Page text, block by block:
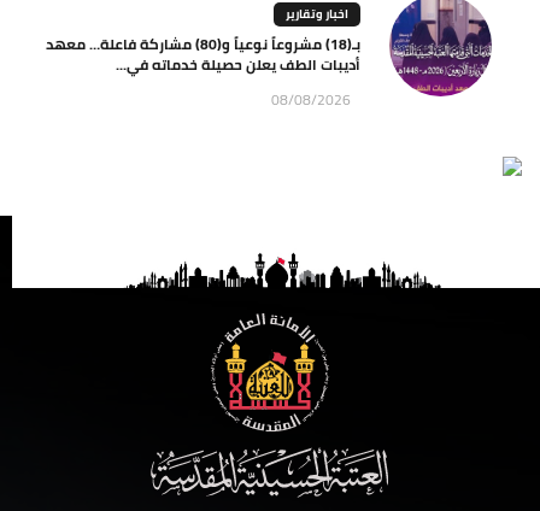
اخبار وتقارير
بـ(18) مشروعاً نوعياً و(80) مشاركة فاعلة… معهد
أديبات الطف يعلن حصيلة خدماته في...
08/08/2026